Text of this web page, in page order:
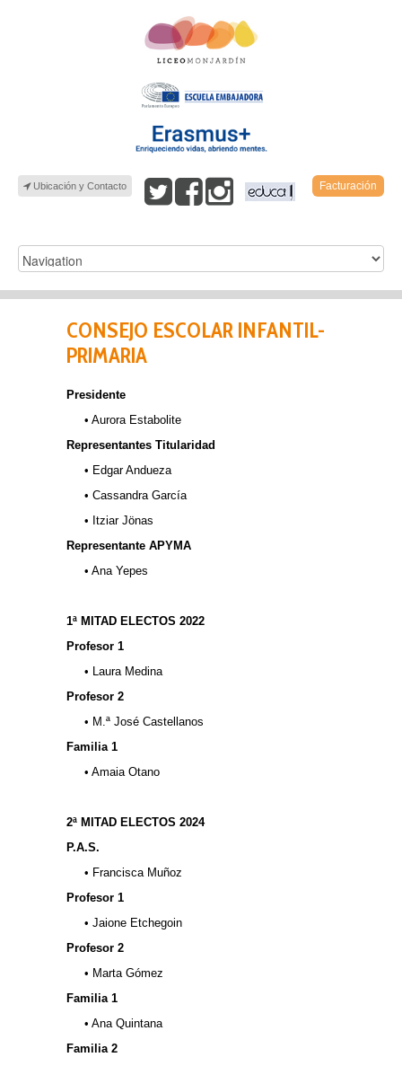
Ubicación y Contacto Facturación
CONSEJO ESCOLAR INFANTIL-
PRIMARIA
Presidente
• Aurora Estabolite
Representantes Titularidad
• Edgar Andueza
• Cassandra García
• Itziar Jönas
Representante APYMA
• Ana Yepes
1ª MITAD ELECTOS 2022
Profesor 1
• Laura Medina
Profesor 2
• M.ª José Castellanos
Familia 1
• Amaia Otano
2ª MITAD ELECTOS 2024
P.A.S.
• Francisca Muñoz
Profesor 1
• Jaione Etchegoin
Profesor 2
• Marta Gómez
Familia 1
• Ana Quintana
Familia 2